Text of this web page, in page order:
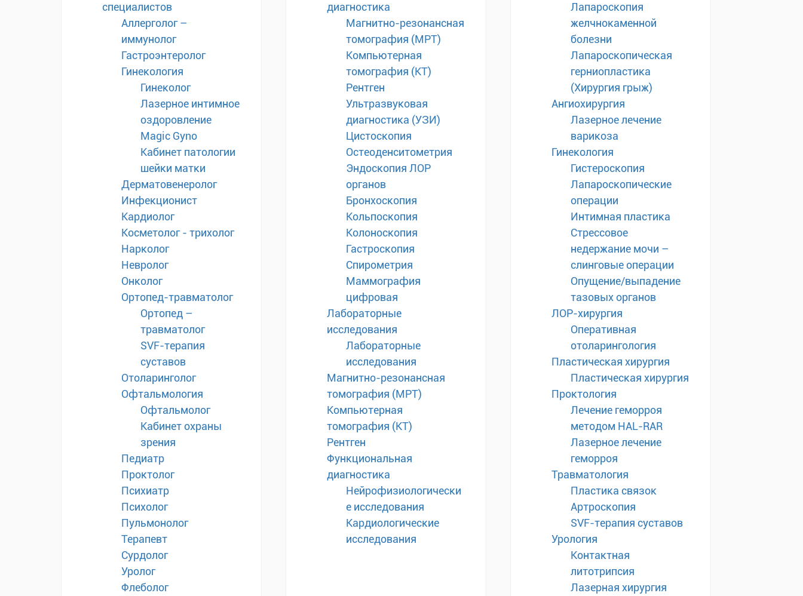
специалистов
Аллерголог –
иммунолог
Гастроэнтеролог
Гинекология
Гинеколог
Лазерное интимное
оздоровление
Magic Gyno
Кабинет патологии
шейки матки
Дерматовенеролог
Инфекционист
Кардиолог
Косметолог - трихолог
Нарколог
Невролог
Онколог
Ортопед-травматолог
Ортопед –
травматолог
SVF-терапия
суставов
Отоларинголог
Офтальмология
Офтальмолог
Кабинет охраны
зрения
Педиатр
Проктолог
Психиатр
Психолог
Пульмонолог
Терапевт
Сурдолог
Уролог
Флеболог
диагностика
Магнитно-резонансная
томография (МРТ)
Компьютерная
томография (КТ)
Рентген
Ультразвуковая
диагностика (УЗИ)
Цистоскопия
Остеоденситометрия
Эндоскопия ЛОР
органов
Бронхоскопия
Кольпоскопия
Колоноскопия
Гастроскопия
Спирометрия
Маммография
цифровая
Лабораторные
исследования
Лабораторные
исследования
Магнитно-резонансная
томография (МРТ)
Компьютерная
томография (КТ)
Рентген
Функциональная
диагностика
Нейрофизиологически
е исследования
Кардиологические
исследования
Лапароскопия
желчнокаменной
болезни
Лапароскопическая
герниопластика
(Хирургия грыж)
Ангиохирургия
Лазерное лечение
варикоза
Гинекология
Гистероскопия
Лапароскопические
операции
Интимная пластика
Стрессовое
недержание мочи –
слинговые операции
Опущение/выпадение
тазовых органов
ЛОР-хирургия
Оперативная
отоларингология
Пластическая хирургия
Пластическая хирургия
Проктология
Лечение геморроя
методом HAL-RAR
Лазерное лечение
геморроя
Травматология
Пластика связок
Артроскопия
SVF-терапия суставов
Урология
Контактная
литотрипсия
Лазерная хирургия